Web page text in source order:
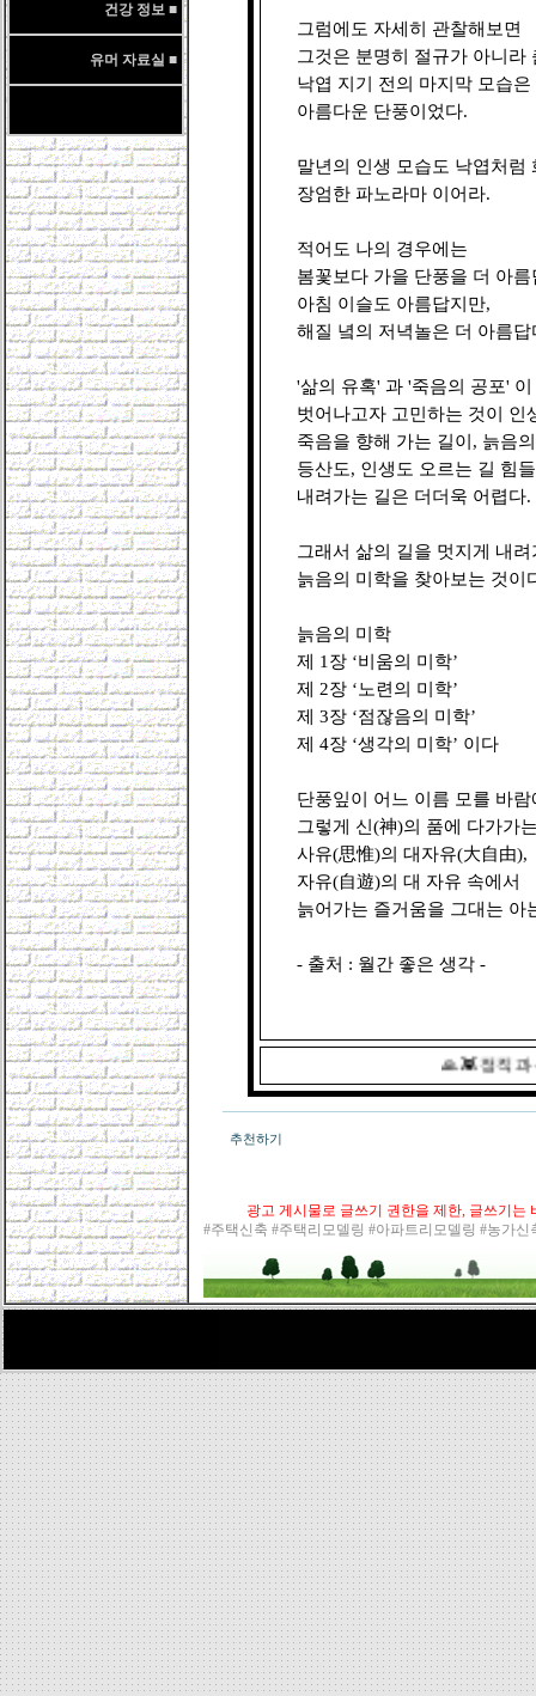
건강 정보 ■
유머 자료실 ■
그럼에도 자세히 관찰해보면
그것은 분명히 절규가 아니라
낙엽 지기 전의 마지막 모습
아름다운 단풍이었다.
말년의 인생 모습도 낙엽처럼
장엄한 파노라마 이어라.
적어도 나의 경우에는
봄꽃보다 가을 단풍을 더 아
아침 이슬도 아름답지만,
해질 녘의 저녁놀은 더 아름답
'삶의 유혹' 과 '죽음의 공포'
벗어나고자 고민하는 것이 인
죽음을 향해 가는 길이, 늙음
등산도, 인생도 오르는 길 힘
내려가는 길은 더더욱 어렵다.
그래서 삶의 길을 멋지게 내려
늙음의 미학을 찾아보는 것이
늙음의 미학
제 1장 ‘비움의 미학’
제 2장 ‘노련의 미학’
제 3장 ‘점잖음의 미학’
제 4장 ‘생각의 미학’ 이다
단풍잎이 어느 이름 모를 바
그렇게 신(神)의 품에 다가가
사유(思惟)의 대자유(大自由),
자유(自遊)의 대 자유 속에서
늙어가는 즐거움을 그대는 아
- 출처 : 월간 좋은 생각 -
🙏 👾 정직 과
추천하기
광고 게시물로 글쓰기 권한을 제한, 글쓰기는
#주택신축 #주택리모델링 #아파트리모델링 #농가